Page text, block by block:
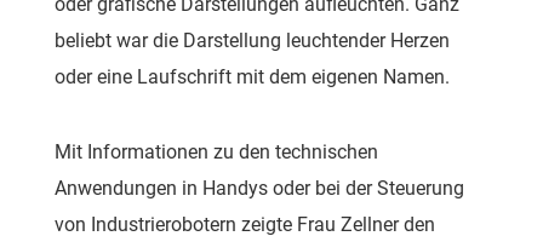
beliebt war die Darstellung leuchtender Herzen
oder eine Laufschrift mit dem eigenen Namen.
Mit Informationen zu den technischen
Anwendungen in Handys oder bei der Steuerung
von Industrierobotern zeigte Frau Zellner den